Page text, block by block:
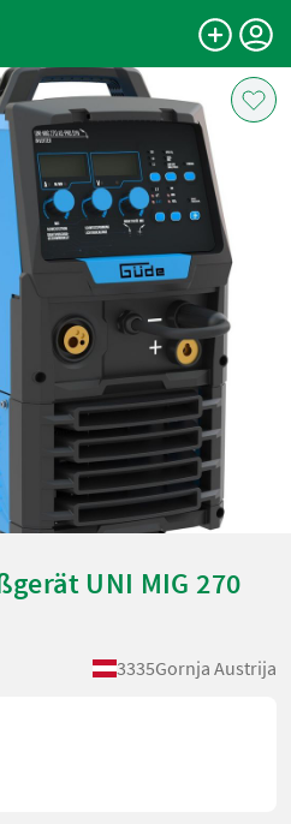
UNI MIG 270
3335Gornja Austrija